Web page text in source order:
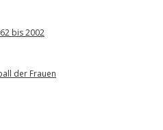
bis 2002
der Frauen